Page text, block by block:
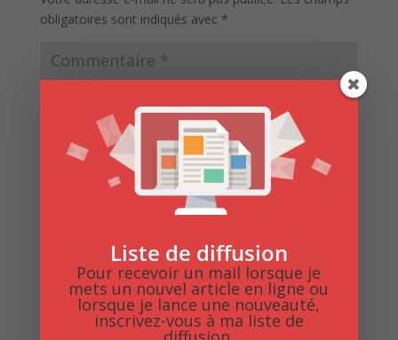
obligatoires sont indiqués avec *
Liste de diffusion
Pour recevoir un mail lorsque je
mets un nouvel article en ligne ou
lorsque je lance une nouveauté,
inscrivez-vous à ma liste de